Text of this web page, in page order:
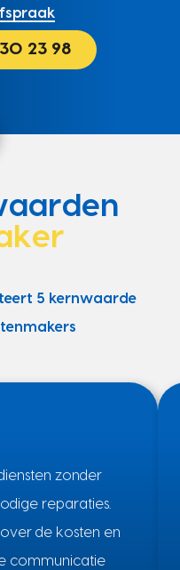
23 98
5 kernwaarde
zonder
reparaties.
de kosten en
communicatie